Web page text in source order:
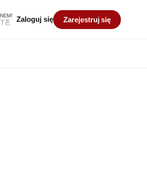
Zaloguj się Zarejestruj się